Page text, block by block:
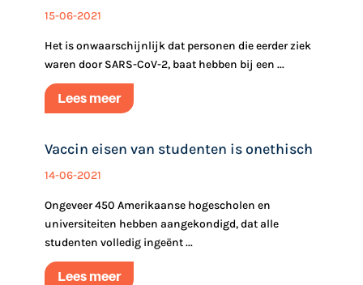
15-06-2021
‎Het is onwaarschijnlijk dat personen die eerder ziek
waren door SARS-CoV-2, baat hebben bij een ...
Lees meer
Vaccin eisen van studenten is onethisch
14-06-2021
Ongeveer 450 Amerikaanse hogescholen en
universiteiten hebben ‎‎aangekondigd, dat alle
studenten volledig ingeënt ...
Lees meer